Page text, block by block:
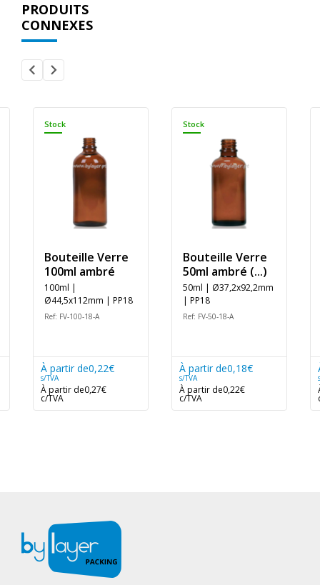
PRODUITS
CONNEXES
Stock
Bouteille Verre
100ml ambré
100ml |
Ø44,5x112mm | PP18
Ref: FV-100-18-A
À partir de0,22€
s/TVA
À partir de0,27€
c/TVA
Stock
Bouteille Verre
50ml ambré (...)
50ml | Ø37,2x92,2mm
| PP18
Ref: FV-50-18-A
À partir de0,18€
s/TVA
À partir de0,22€
c/TVA